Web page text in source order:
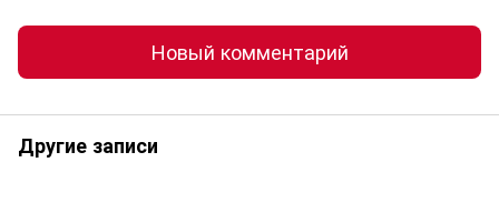
Новый комментарий
Другие записи